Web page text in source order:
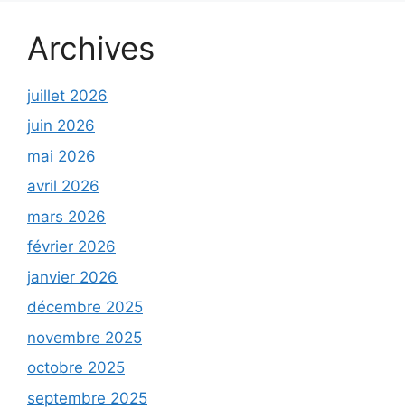
Archives
juillet 2026
juin 2026
mai 2026
avril 2026
mars 2026
février 2026
janvier 2026
décembre 2025
novembre 2025
octobre 2025
septembre 2025